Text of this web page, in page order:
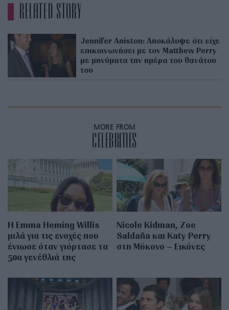
RELATED STORY
Jennifer Aniston: Αποκάλυψε ότι είχε
επικοινωνήσει με τον Matthew Perry
με μηνύματα την ημέρα του θανάτου
του
MORE FROM
CELEBRITIES
H Emma Heming Willis
μιλά για τις ενοχές που
ένιωσε όταν γιόρτασε τα
50α γενέθλιά της
Nicole Kidman, Zoe
Saldaña και Katy Perry
στη Μύκονο – Εικόνες